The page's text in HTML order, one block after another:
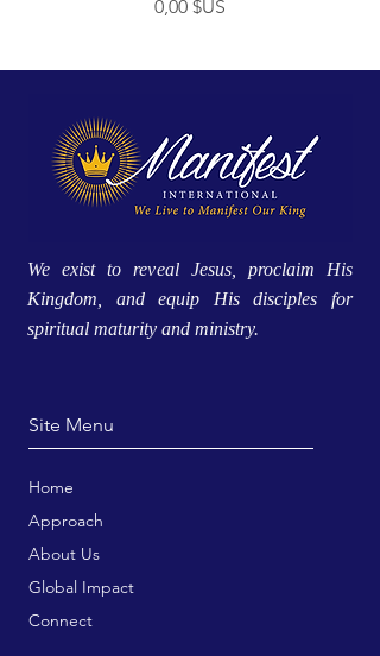
Prix
0,00 $US
We exist to reveal Jesus, proclaim His
Kingdom, and equip His disciples for
spiritual maturity and ministry.
Site Menu
Home
Approach
About Us
Global Impact
Connect